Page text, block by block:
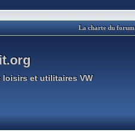
La charte du forum
loisirs et utilitaires VW